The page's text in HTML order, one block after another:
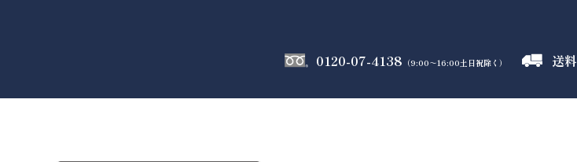
0120-07-4138 （9:00～16:00土日祝除く） 送料